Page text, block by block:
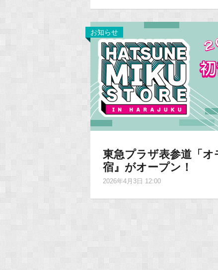
お知らせ
東急プラザ表参道「
宿』がオープン！
2026年4月3日 12:00